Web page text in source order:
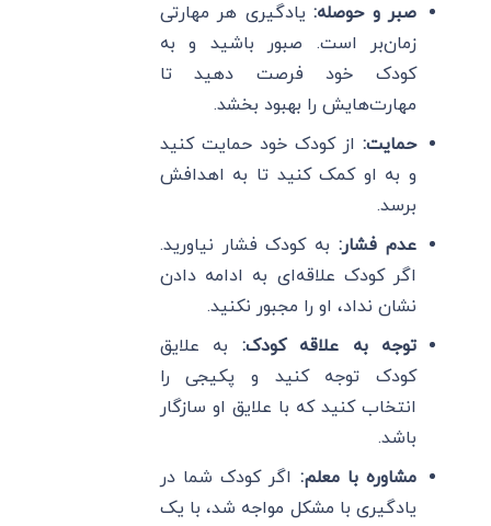
صبر و حوصله:یادگیری هر مهارتی
زمان‌بر است. صبور باشید و به
کودک خود فرصت دهید تا
مهارت‌هایش را بهبود بخشد.
حمایت: از کودک خود حمایت کنید
و به او کمک کنید تا به اهدافش
برسد.
عدم فشار:به کودک فشار نیاورید.
اگر کودک علاقه‌ای به ادامه دادن
نشان نداد، او را مجبور نکنید.
توجه به علاقه کودک: به علایق
کودک توجه کنید و پکیجی را
انتخاب کنید که با علایق او سازگار
باشد.
مشاوره با معلم: اگر کودک شما در
یادگیری با مشکل مواجه شد، با یک